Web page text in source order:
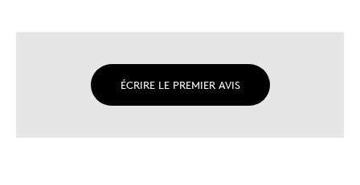
ÉCRIRE LE PREMIER AVIS